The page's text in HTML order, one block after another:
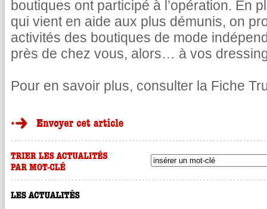
boutiques ont participé à l’opération. En
qui vient en aide aux plus démunis, on
activités des boutiques de mode
près de chez vous, alors… à vos
Pour en savoir plus, consulter la Fiche